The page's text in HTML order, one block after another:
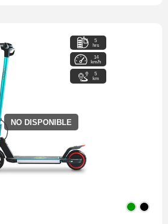
NO DISPONIBLE
5
hrs
14
km/h
5
km